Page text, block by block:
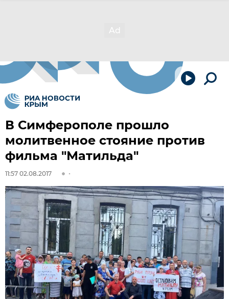
В Симферополе прошло
молитвенное стояние против
фильма "Матильда"
11:57 02.08.2017